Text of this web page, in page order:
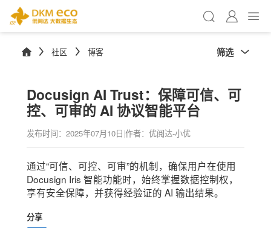
社区 博客 筛选
Docusign AI Trust：保障可信、可
控、可审的 AI 协议智能平台
发布时间： 2025年07月10日|作者：优阅达-小优
通过“可信、可控、可审”的机制，确保用户在使用
Docusign Iris 智能功能时，始终掌握数据控制权，
享有安全保障，并获得经验证的 AI 输出结果。
分享